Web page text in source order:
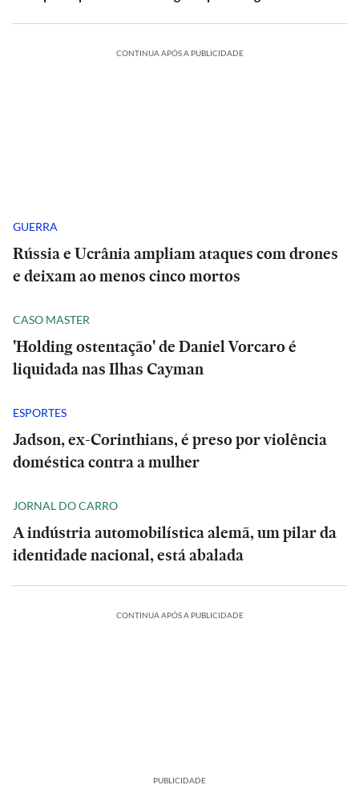
CONTINUA APÓS A PUBLICIDADE
GUERRA
Rússia e Ucrânia ampliam ataques com drones
e deixam ao menos cinco mortos
CASO MASTER
'Holding ostentação' de Daniel Vorcaro é
liquidada nas Ilhas Cayman
ESPORTES
Jadson, ex-Corinthians, é preso por violência
doméstica contra a mulher
JORNAL DO CARRO
A indústria automobilística alemã, um pilar da
identidade nacional, está abalada
CONTINUA APÓS A PUBLICIDADE
PUBLICIDADE